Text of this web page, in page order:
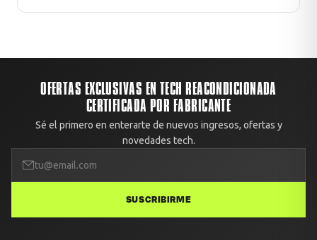
OFERTAS EXCLUSIVAS EN TECH REACONDICIONADA
CERTIFICADA POR FABRICANTE
Sé el primero en enterarte de nuevos ingresos, ofertas y
novedades tech.
SUSCRIBIRME